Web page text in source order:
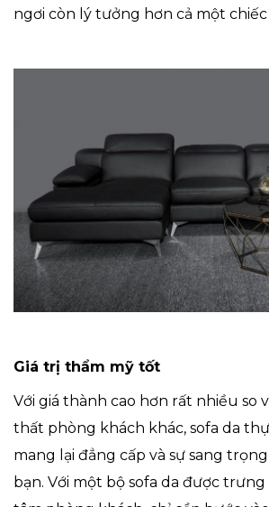
ngơi còn lý tưởng hơn cả một
Giá trị thẩm mỹ tốt
Với giá thành cao hơn rất nhiều so
thất phòng khách khác, sofa da
mang lại đẳng cấp và sự sang
bạn. Với một bộ sofa da được